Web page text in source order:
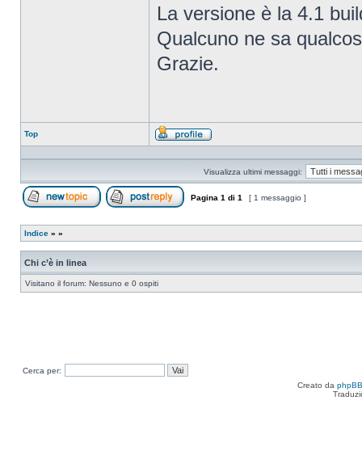
La versione è la 4.1
Qualcuno ne sa
Grazie.
Top
Profilo
Visualizza ultimi messaggi:
Pagina 1 di 1 [ 1 messaggio ]
Indice » »
Chi c’è in linea
Visitano il forum: Nessuno e 0 ospiti
Cerca per:
Creato da phpBB